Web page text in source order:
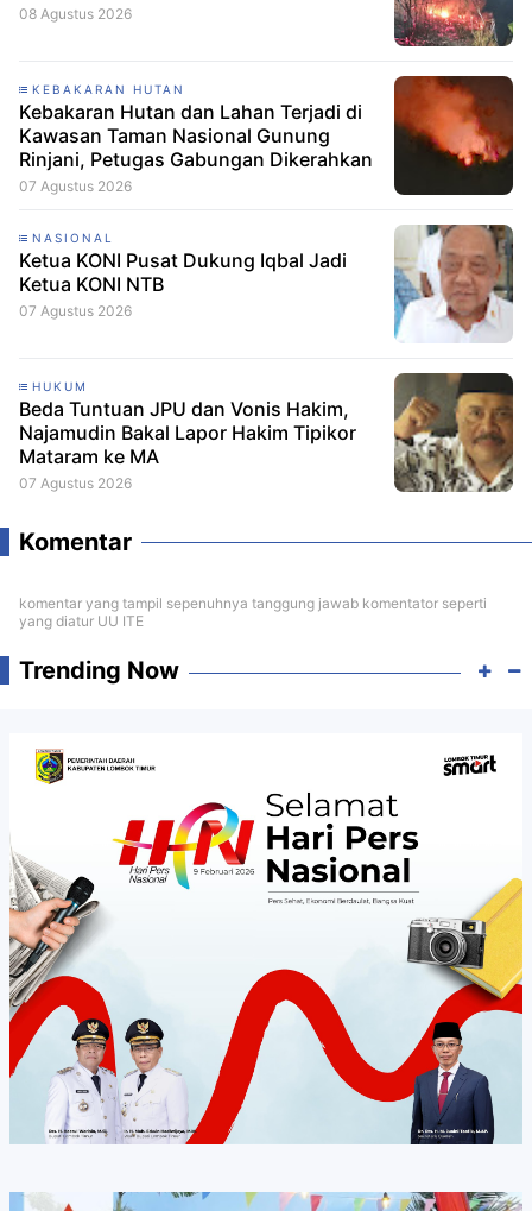
08 Agustus 2026
KEBAKARAN HUTAN
Kebakaran Hutan dan Lahan Terjadi di
Kawasan Taman Nasional Gunung
Rinjani, Petugas Gabungan Dikerahkan
07 Agustus 2026
NASIONAL
Ketua KONI Pusat Dukung Iqbal Jadi
Ketua KONI NTB
07 Agustus 2026
HUKUM
Beda Tuntuan JPU dan Vonis Hakim,
Najamudin Bakal Lapor Hakim Tipikor
Mataram ke MA
07 Agustus 2026
Komentar
komentar yang tampil sepenuhnya tanggung jawab komentator seperti
yang diatur UU ITE
Trending Now